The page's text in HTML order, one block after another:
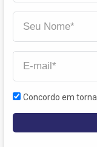
Concordo em